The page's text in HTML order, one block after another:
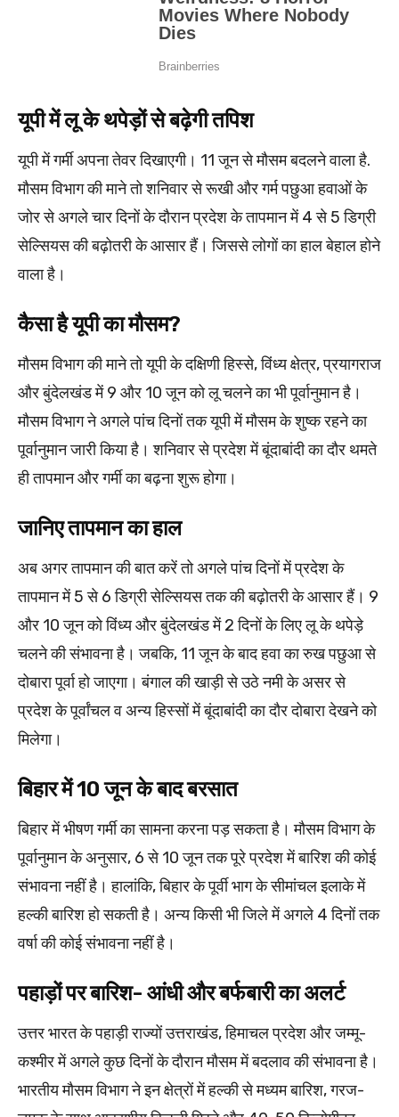
यूपी में लू के थपेड़ों से बढ़ेगी तपिश
यूपी में गर्मी अपना तेवर दिखाएगी। 11 जून से मौसम बदलने वाला है.
मौसम विभाग की माने तो शनिवार से रूखी और गर्म पछुआ हवाओं के
जोर से अगले चार दिनों के दौरान प्रदेश के तापमान में 4 से 5 डिग्री
सेल्सियस की बढ़ोतरी के आसार हैं। जिससे लोगों का हाल बेहाल होने
वाला है।
कैसा है यूपी का मौसम?
मौसम विभाग की माने तो यूपी के दक्षिणी हिस्से, विंध्य क्षेत्र, प्रयागराज
और बुंदेलखंड में 9 और 10 जून को लू चलने का भी पूर्वानुमान है।
मौसम विभाग ने अगले पांच दिनों तक यूपी में मौसम के शुष्क रहने का
पूर्वानुमान जारी किया है। शनिवार से प्रदेश में बूंदाबांदी का दौर थमते
ही तापमान और गर्मी का बढ़ना शुरू होगा।
जानिए तापमान का हाल
अब अगर तापमान की बात करें तो अगले पांच दिनों में प्रदेश के
तापमान में 5 से 6 डिग्री सेल्सियस तक की बढ़ोतरी के आसार हैं। 9
और 10 जून को विंध्य और बुंदेलखंड में 2 दिनों के लिए लू के थपेड़े
चलने की संभावना है। जबकि, 11 जून के बाद हवा का रुख पछुआ से
दोबारा पूर्वा हो जाएगा। बंगाल की खाड़ी से उठे नमी के असर से
प्रदेश के पूर्वांचल व अन्य हिस्सों में बूंदाबांदी का दौर दोबारा देखने को
मिलेगा।
बिहार में 10 जून के बाद बरसात
बिहार में भीषण गर्मी का सामना करना पड़ सकता है। मौसम विभाग के
पूर्वानुमान के अनुसार, 6 से 10 जून तक पूरे प्रदेश में बारिश की कोई
संभावना नहीं है। हालांकि, बिहार के पूर्वी भाग के सीमांचल इलाके में
हल्की बारिश हो सकती है। अन्य किसी भी जिले में अगले 4 दिनों तक
वर्षा की कोई संभावना नहीं है।
पहाड़ों पर बारिश- आंधी और बर्फबारी का अलर्ट
उत्तर भारत के पहाड़ी राज्यों उत्तराखंड, हिमाचल प्रदेश और जम्मू-
कश्मीर में अगले कुछ दिनों के दौरान मौसम में बदलाव की संभावना है।
भारतीय मौसम विभाग ने इन क्षेत्रों में हल्की से मध्यम बारिश, गरज-